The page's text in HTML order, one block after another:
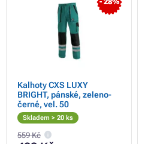
Kalhoty CXS LUXY
BRIGHT, pánské, zeleno-
černé, vel. 50
Skladem > 20 ks
559 Kč